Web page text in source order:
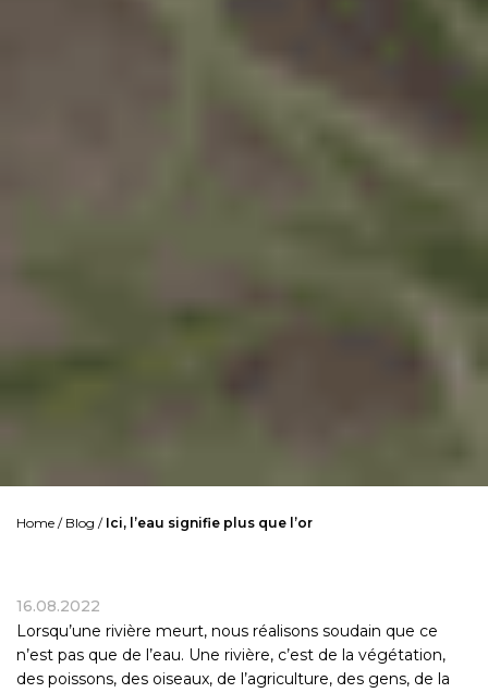
Home / Blog / Ici, l’eau signifie plus que l’or
16.08.2022
Lorsqu’une rivière meurt, nous réalisons soudain que ce
n’est pas que de l’eau. Une rivière, c’est de la végétation,
des poissons, des oiseaux, de l’agriculture, des gens, de la